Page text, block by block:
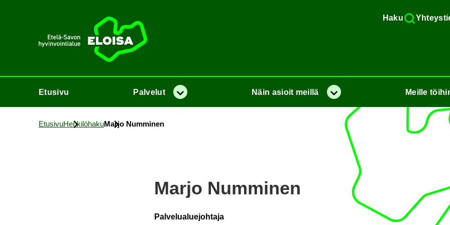
Haku
Etusi­vu
Etusi­vu Pal­ve­lut Va­lik­ko Näin asioit meil­lä Va­lik­ko Meil­le
Etusi­vuHen­ki­lö­ha­kuMarjo Num­mi­nen
Marjo Num­mi­nen
Palvelualuejohtaja